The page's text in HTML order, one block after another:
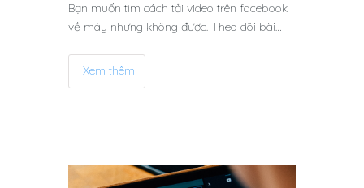
Bạn muốn tìm cách tải video trên facebook
về máy nhưng không được. Theo dõi bài…
Xem thêm